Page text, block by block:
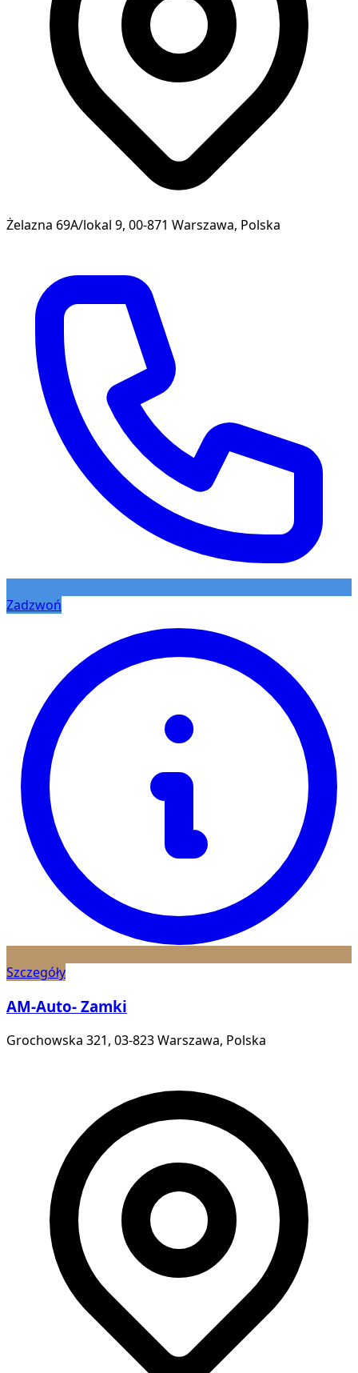
Żelazna 69A/lokal 9, 00-871 Warszawa, Polska
Zadzwoń
Szczegóły
AM-Auto- Zamki
Grochowska 321, 03-823 Warszawa, Polska